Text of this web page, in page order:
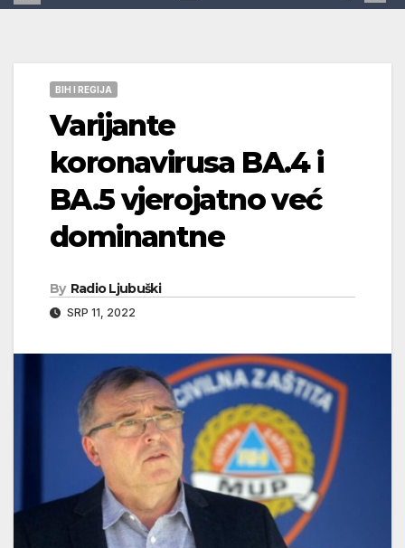
BIH I REGIJA
Varijante
koronavirusa BA.4 i
BA.5 vjerojatno već
dominantne
By Radio Ljubuški
SRP 11, 2022